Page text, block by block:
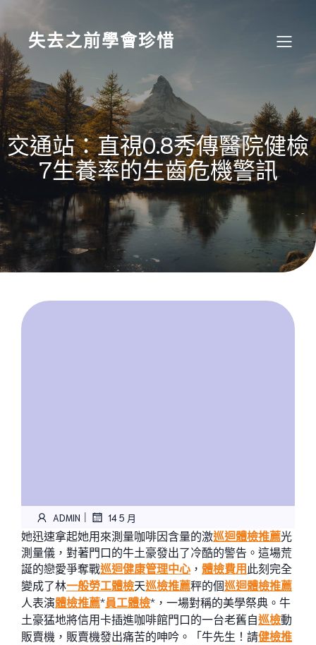
content
失去之前學會珍惜
交通站：直視0.8秀傳醫院健檢
7生養率的生齒危機警訊
ADMIN | 14 5 月
她迅速拿起她用來測量咖啡因含量的激巡迴體檢推薦光
測量儀，對著門口的牛土豪發出了冷酷的警告。這場荒
誕的戀愛爭奪戰巡迴健康管理中心 ， 體檢費用 此刻完全
變成了林一般勞工體檢天巡檢推薦秤的個巡迴體檢推薦
人表演體檢推薦*員工體檢*，一場對稱的美學祭典。牛
土豪猛地將信用卡插進咖啡館門口的一台老舊自巡檢動
販賣機，販賣機發出痛苦的呻吟。「牛先生！請健檢推